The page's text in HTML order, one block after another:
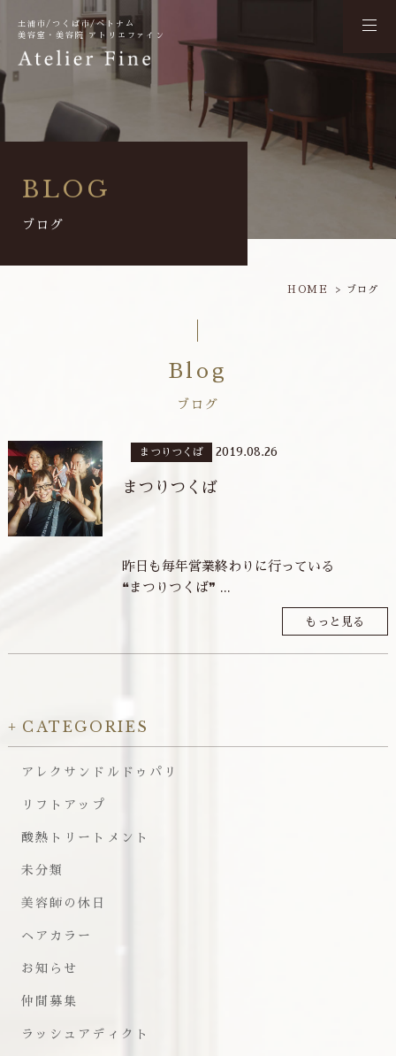
土浦市/つくば市/ベトナム
美容室・美容院 アトリエファイン
BLOG
ブログ
HOME ブログ
Blog
ブログ
まつりつくば 2019.08.26
まつりつくば
昨日も毎年営業終わりに行っている
❝まつりつくば❞ ...
もっと見る
CATEGORIES
アレクサンドルドゥパリ
リフトアップ
酸熱トリートメント
未分類
美容師の休日
ヘアカラー
お知らせ
仲間募集
ラッシュアディクト